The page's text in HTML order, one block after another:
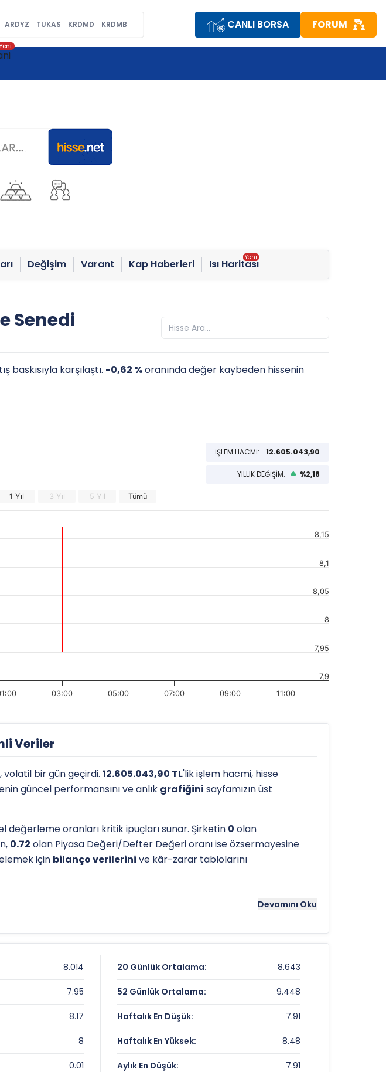
ARDYZ TUKAS KRDMD KRDMB CANLI BORSA FORUM
Değişim Varant Kap Haberleri Isı Haritası
Senedi
baskısıyla karşılaştı. -0,62 %oranında değer kaybeden hissenin
İŞLEM HACMİ: 12.605.043,90
YILLIK DEĞİŞİM: %2,18
1 Yıl 3 Yıl 5 Yıl Tümü
03:00 05:00 07:00 09:00 11:00
7,9
7,95
8
8,05
8,1
8,15
Veriler
volatil bir gün geçirdi. 12.605.043,90 TL'lik işlem hacmi, hisse
güncel performansını ve anlık grafiğini sayfamızın üst
değerleme oranları kritik ipuçları sunar. Şirketin 0 olan
0.72 olan Piyasa Değeri/Defter Değeri oranı ise özsermayesine
için bilanço verilerini ve kâr-zarar tablolarını
göstergeleri önemli bir araçtır. Hissenin12.23
7,97 TL
-0,62%
Devamını Oku
8.014
7.95
8.17
8
0.01
20 Günlük Ortalama: 8.643
52 Günlük Ortalama: 9.448
Haftalık En Düşük: 7.91
Haftalık En Yüksek: 8.48
Aylık En Düşük: 7.91